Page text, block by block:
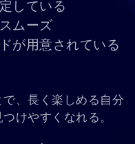
している
ムーズ
が用意されている
、長く楽しめる自分
けやすくなれる。